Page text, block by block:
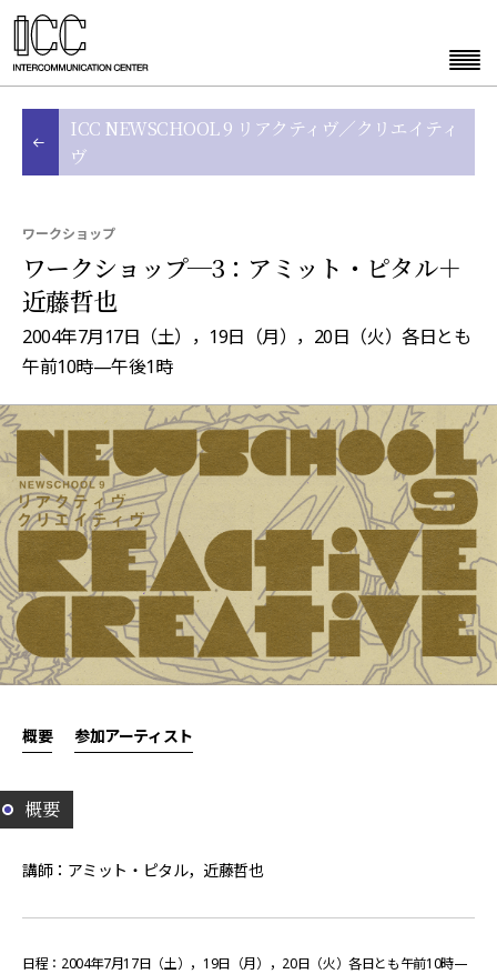
ICC NEWSCHOOL 9 リアクティヴ／クリエイティ
ヴ
ワークショップ
ワークショップ─3：アミット・ピタル＋
近藤哲也
2004年7月17日（土），19日（月），20日（火）各日とも
午前10時—午後1時
概要 参加アーティスト
概要
講師：アミット・ピタル，近藤哲也
日程：2004年7月17日（土），19日（月），20日（火）各日とも午前10時—